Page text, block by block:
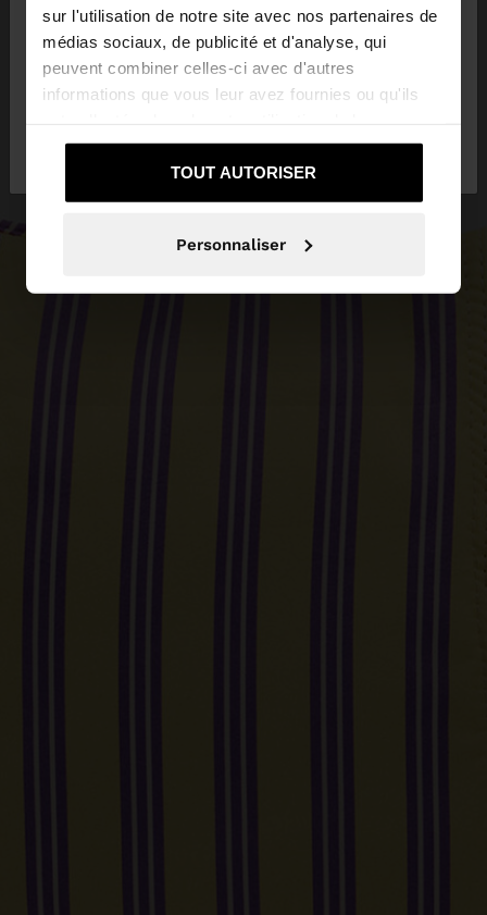
sur l'utilisation de notre site avec nos partenaires de
médias sociaux, de publicité et d'analyse, qui
peuvent combiner celles-ci avec d'autres
informations que vous leur avez fournies ou qu'ils
services.
TOUT AUTORISER
Personnaliser
Vous accédez au site depuis Suisse. Voulez-vous
parcourir notre site au United States?